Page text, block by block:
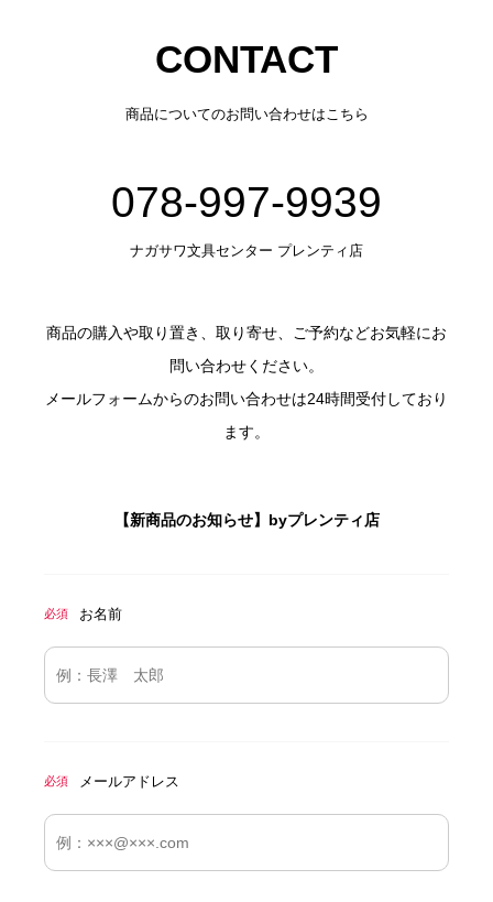
CONTACT
商品についてのお問い合わせはこちら
078-997-9939
ナガサワ文具センター プレンティ店
商品の購入や取り置き、取り寄せ、ご予約などお気軽にお
問い合わせください。
メールフォームからのお問い合わせは24時間受付しており
ます。
【新商品のお知らせ】byプレンティ店
必須 お名前
必須 メールアドレス